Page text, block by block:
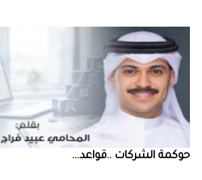
حوكمة‭ ‬الشركات‭.. ‬قواعد‭ ...